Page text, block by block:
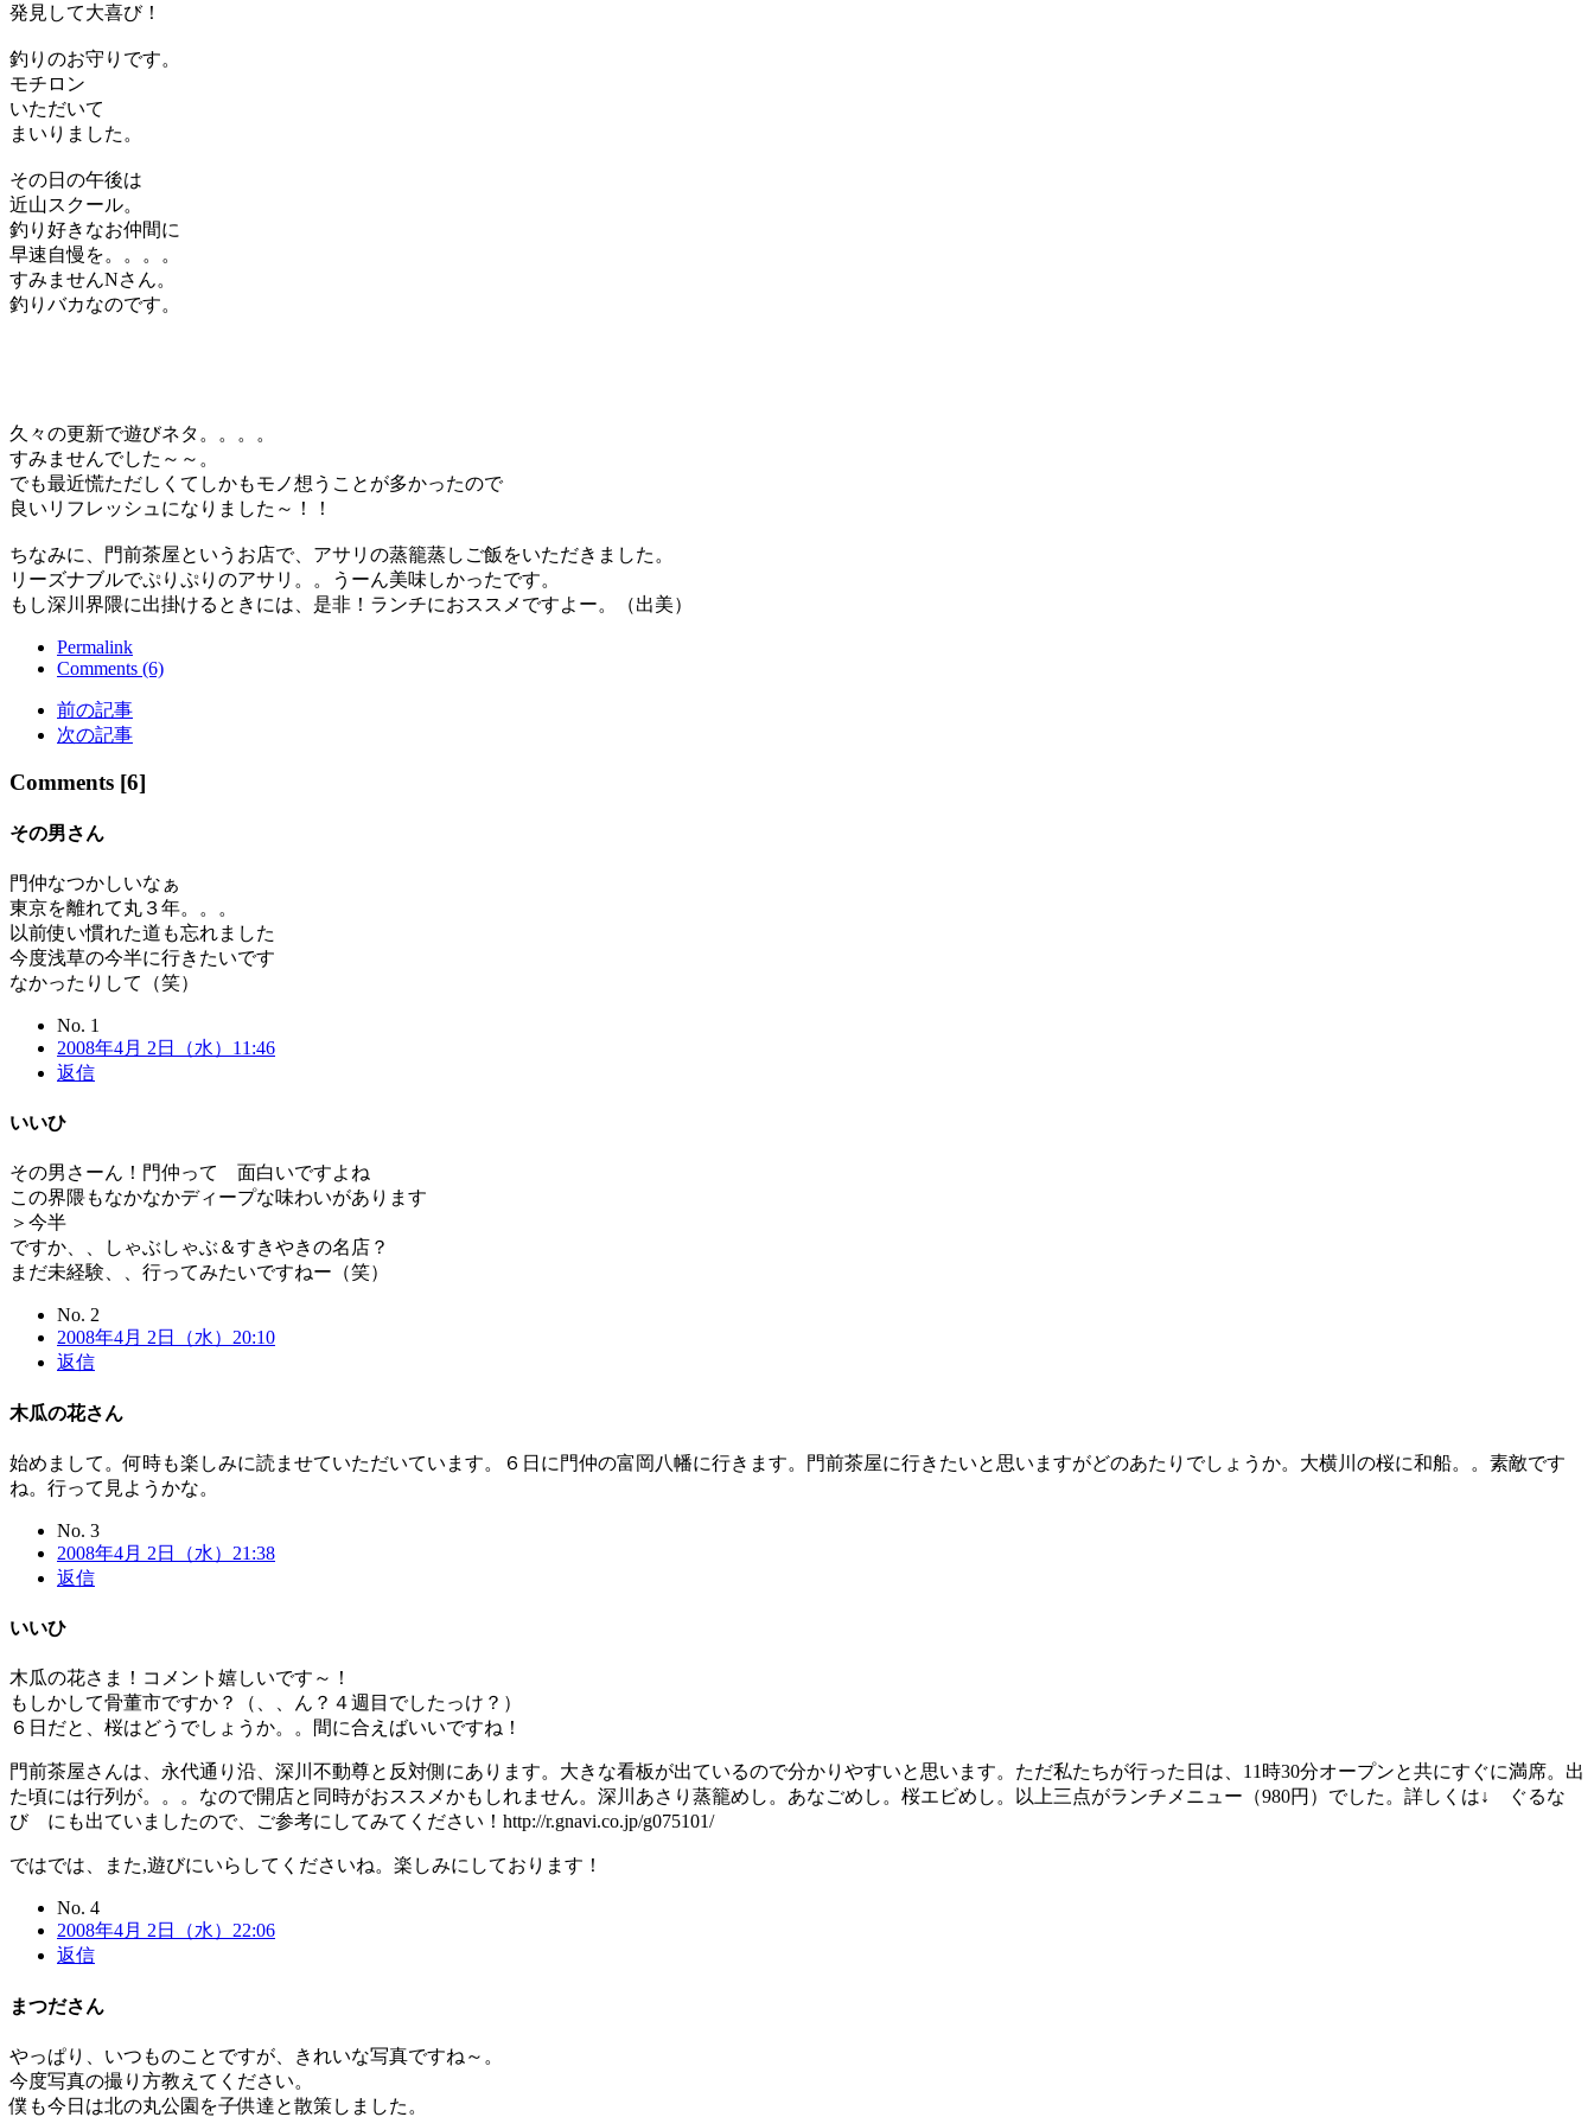
発見して大喜び！
釣りのお守りです。
モチロン
いただいて
まいりました。
その日の午後は
近山スクール。
釣り好きなお仲間に
早速自慢を。。。。
すみませんNさん。
釣りバカなのです。
久々の更新で遊びネタ。。。。
すみませんでした～～。
でも最近慌ただしくてしかもモノ想うことが多かったので
良いリフレッシュになりました～！！
ちなみに、門前茶屋というお店で、アサリの蒸籠蒸しご飯をいただきました。
リーズナブルでぷりぷりのアサリ。。うーん美味しかったです。
もし深川界隈に出掛けるときには、是非！ランチにおススメですよー。（出美）
Permalink
Comments (6)
前の記事
次の記事
Comments [6]
その男さん
門仲なつかしいなぁ
東京を離れて丸３年。。。
以前使い慣れた道も忘れました
今度浅草の今半に行きたいです
なかったりして（笑）
No. 1
2008年4月 2日（水）11:46
返信
いいひ
その男さーん！門仲って 面白いですよね
この界隈もなかなかディープな味わいがあります
＞今半
ですか、、しゃぶしゃぶ＆すきやきの名店？
まだ未経験、、行ってみたいですねー（笑）
No. 2
2008年4月 2日（水）20:10
返信
木瓜の花さん
始めまして。何時も楽しみに読ませていただいています。６日に門仲の富岡八幡に行きます。門前茶屋に行きたいと思いますがどのあたりでしょうか。大横川の桜に和船。。素敵です
ね。行って見ようかな。
No. 3
2008年4月 2日（水）21:38
返信
いいひ
木瓜の花さま！コメント嬉しいです～！
もしかして骨董市ですか？（、、ん？４週目でしたっけ？）
６日だと、桜はどうでしょうか。。間に合えばいいですね！
門前茶屋さんは、永代通り沿、深川不動尊と反対側にあります。大きな看板が出ているので分かりやすいと思います。ただ私たちが行った日は、11時30分オープンと共にすぐに満席。出
た頃には行列が。。。なので開店と同時がおススメかもしれません。深川あさり蒸籠めし。あなごめし。桜エビめし。以上三点がランチメニュー（980円）でした。詳しくは↓ ぐるな
び にも出ていましたので、ご参考にしてみてください！http://r.gnavi.co.jp/g075101/
ではでは、また,遊びにいらしてくださいね。楽しみにしております！
No. 4
2008年4月 2日（水）22:06
返信
まつださん
やっぱり、いつものことですが、きれいな写真ですね～。
今度写真の撮り方教えてください。
僕も今日は北の丸公園を子供達と散策しました。